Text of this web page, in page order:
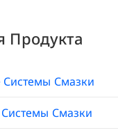
Продукта
Смазки
Смазки